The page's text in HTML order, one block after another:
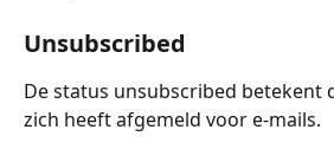
Unsubscribed
De status unsubscribed betekent
zich heeft afgemeld voor e-mails.